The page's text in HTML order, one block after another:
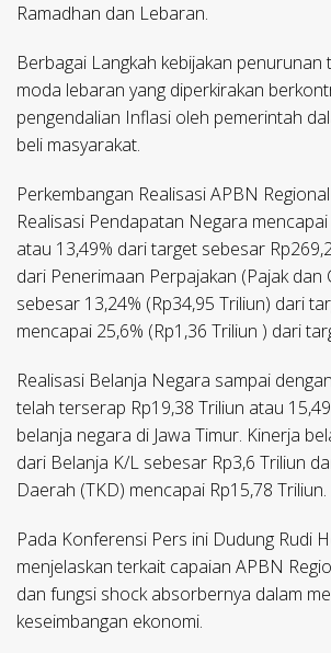
Ramadhan dan Lebaran.
Berbagai Langkah kebijakan
moda lebaran yang diperkirakan
pengendalian Inflasi oleh pemerintah
beli masyarakat.
Perkembangan Realisasi APBN
Realisasi Pendapatan Negara mencapai
atau 13,49% dari target sebesar
dari Penerimaan Perpajakan (Pajak dan
sebesar 13,24% (Rp34,95 Triliun) dari
mencapai 25,6% (Rp1,36 Triliun ) dari
Realisasi Belanja Negara sampai
telah terserap Rp19,38 Triliun atau
belanja negara di Jawa Timur. Kinerja
dari Belanja K/L sebesar Rp3,6 Triliun
Daerah (TKD) mencapai Rp15,78 Triliun.
Pada Konferensi Pers ini Dudung Rudi
menjelaskan terkait capaian APBN
dan fungsi shock absorbernya dalam
keseimbangan ekonomi.